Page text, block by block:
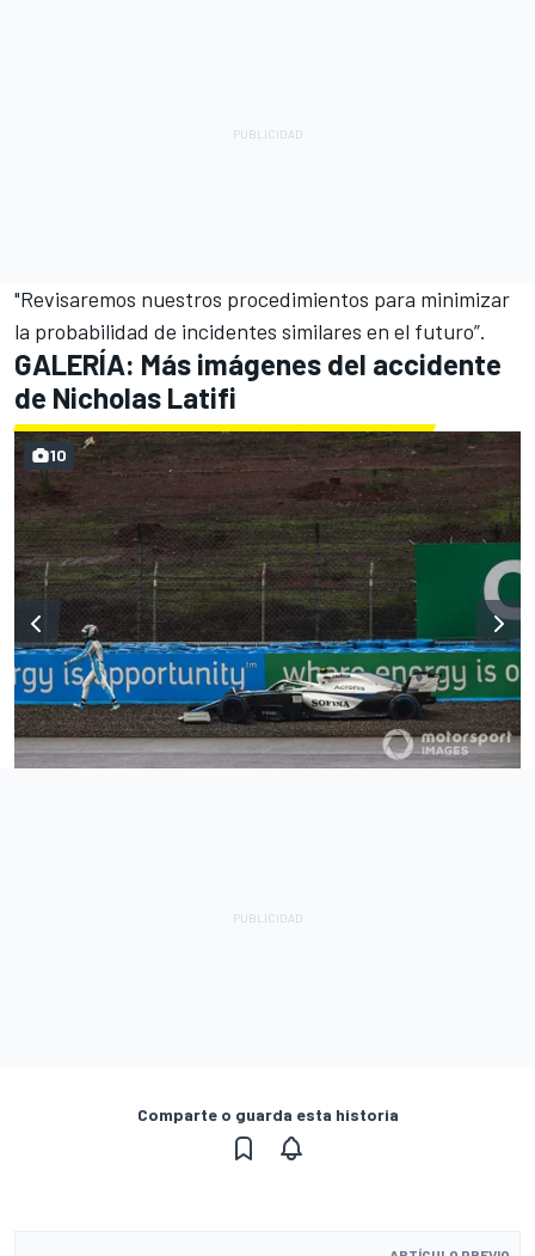
"Revisaremos nuestros procedimientos para minimizar
la probabilidad de incidentes similares en el futuro”.
GALERÍA: Más imágenes del accidente
de Nicholas Latifi
10
Comparte o guarda esta historia